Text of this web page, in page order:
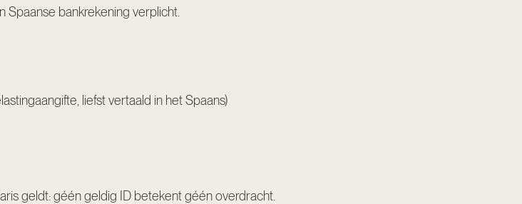
Spaanse bankrekening verplicht.
liefst vertaald in het Spaans)
geldt: géén geldig ID betekent géén overdracht.